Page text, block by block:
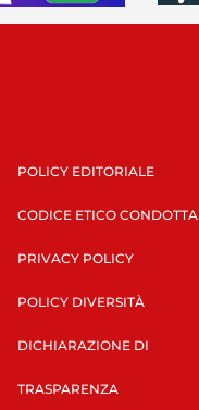
POLICY EDITORIALE
CODICE ETICO CONDOTTA
PRIVACY POLICY
POLICY DIVERSITÀ
DICHIARAZIONE DI
TRASPARENZA